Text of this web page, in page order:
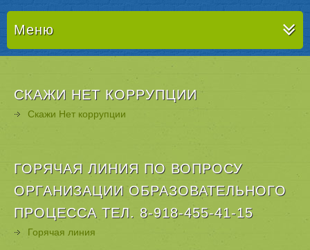
Меню
СКАЖИ НЕТ КОРРУПЦИИ
Скажи Нет коррупции
ГОРЯЧАЯ ЛИНИЯ ПО ВОПРОСУ
ОРГАНИЗАЦИИ ОБРАЗОВАТЕЛЬНОГО
ПРОЦЕССА ТЕЛ. 8-918-455-41-15
Горячая линия